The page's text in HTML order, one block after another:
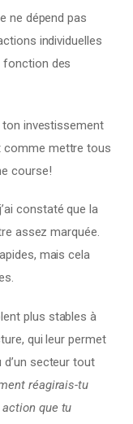
ne dépend pas
individuelles
fonction des
investissement
comme mettre tous
course!
constaté que la
assez marquée.
mais cela
plus stables à
qui leur permet
secteur tout
réagirais-tu
action que tu